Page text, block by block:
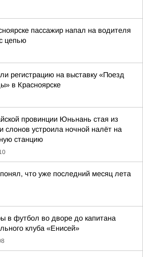
пассажир напал на водителя
цепью
регистрацию на выставку «Поезд
в Красноярске
провинции Юньнань стая из
слонов устроила ночной налёт на
станцию
что уже последний месяц лета
в футбол во дворе до капитана
клуба «Енисей»